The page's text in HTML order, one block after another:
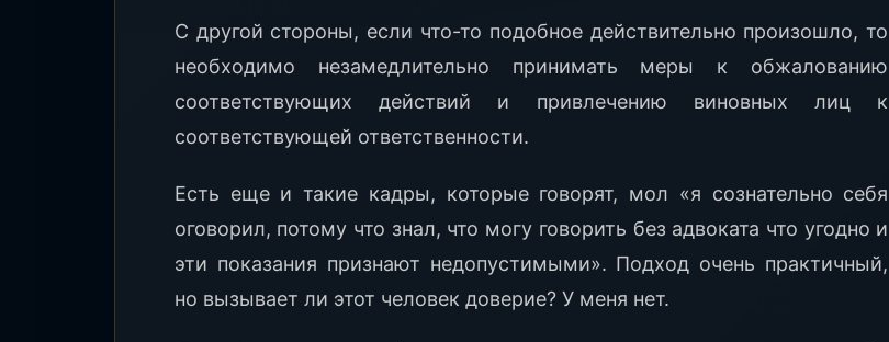
С другой стороны, если что-то подобное действительно произошло, то
необходимо незамедлительно принимать меры к обжалованию
соответствующих действий и привлечению виновных лиц к
соответствующей ответственности.
Есть еще и такие кадры, которые говорят, мол «я сознательно себя
оговорил, потому что знал, что могу говорить без адвоката что угодно и
эти показания признают недопустимыми». Подход очень практичный,
но вызывает ли этот человек доверие? У меня нет.